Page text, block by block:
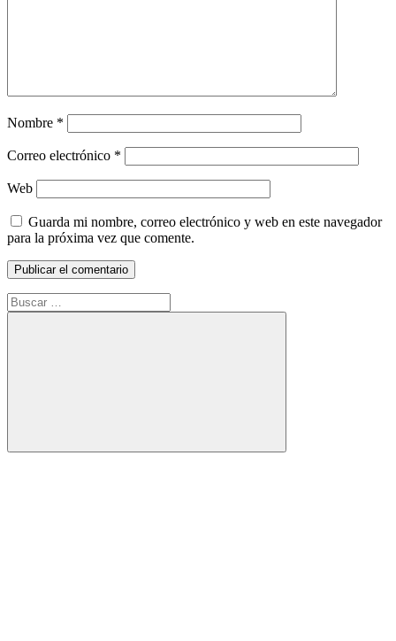
Nombre *
Correo electrónico *
Web
Guarda mi nombre, correo electrónico y web en este navegador
para la próxima vez que comente.
Buscar:
Buscar